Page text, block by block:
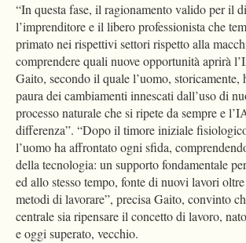
“In questa fase, il ragionamento valido per il
l’imprenditore e il libero professionista che
primato nei rispettivi settori rispetto alla
comprendere quali nuove opportunità aprirà
Gaito, secondo il quale l’uomo, storicamente,
paura dei cambiamenti innescati dall’uso di
processo naturale che si ripete da sempre e
differenza”. “Dopo il timore iniziale
l’uomo ha affrontato ogni sfida,
della tecnologia: un supporto fondamentale
ed allo stesso tempo, fonte di nuovi lavori
metodi di lavorare”, precisa Gaito, convinto
centrale sia ripensare il concetto di lavoro,
e oggi superato, vecchio.